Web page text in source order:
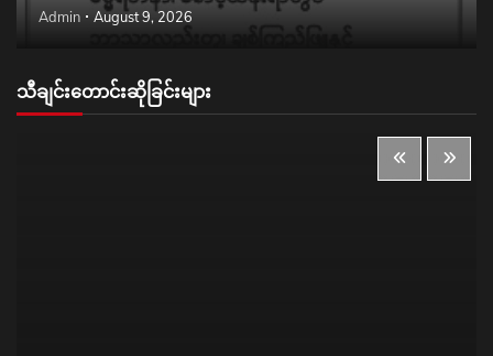
Admin August 9, 2026
သီချင်းတောင်းဆိုခြင်းများ